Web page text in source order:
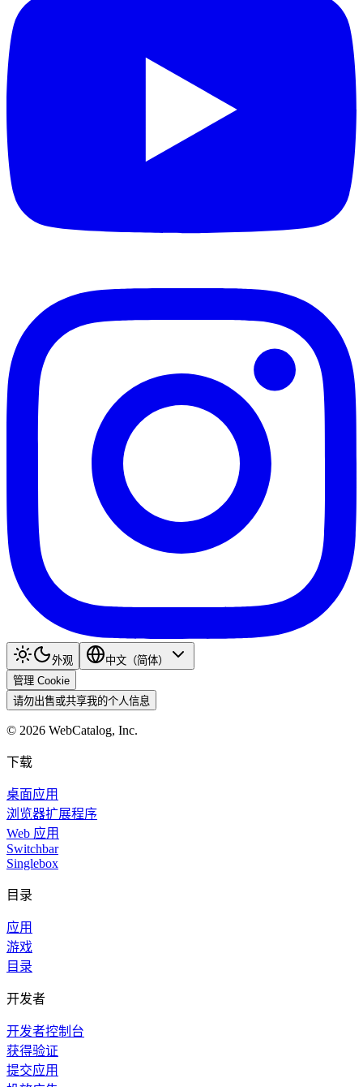
外观
中文（简体）
管理 Cookie
请勿出售或共享我的个人信息
© 2026 WebCatalog, Inc.
下载
桌面应用
浏览器扩展程序
Web 应用
Switchbar
Singlebox
目录
应用
游戏
目录
开发者
开发者控制台
获得验证
提交应用